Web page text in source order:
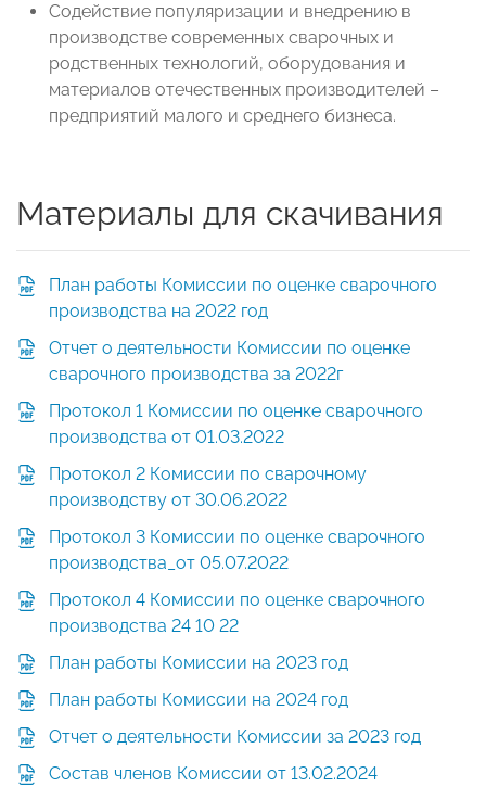
Содействие популяризации и внедрению в
производстве современных сварочных и
родственных технологий, оборудования и
материалов отечественных производителей –
предприятий малого и среднего бизнеса.
Материалы для скачивания
План работы Комиссии по оценке сварочного
производства на 2022 год
Отчет о деятельности Комиссии по оценке
сварочного производства за 2022г
Протокол 1 Комиссии по оценке сварочного
производства от 01.03.2022
Протокол 2 Комиссии по сварочному
производству от 30.06.2022
Протокол 3 Комиссии по оценке сварочного
производства_от 05.07.2022
Протокол 4 Комиссии по оценке сварочного
производства 24 10 22
План работы Комиссии на 2023 год
План работы Комиссии на 2024 год
Отчет о деятельности Комиссии за 2023 год
Состав членов Комиссии от 13.02.2024